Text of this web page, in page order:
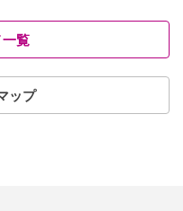
覧
ップ